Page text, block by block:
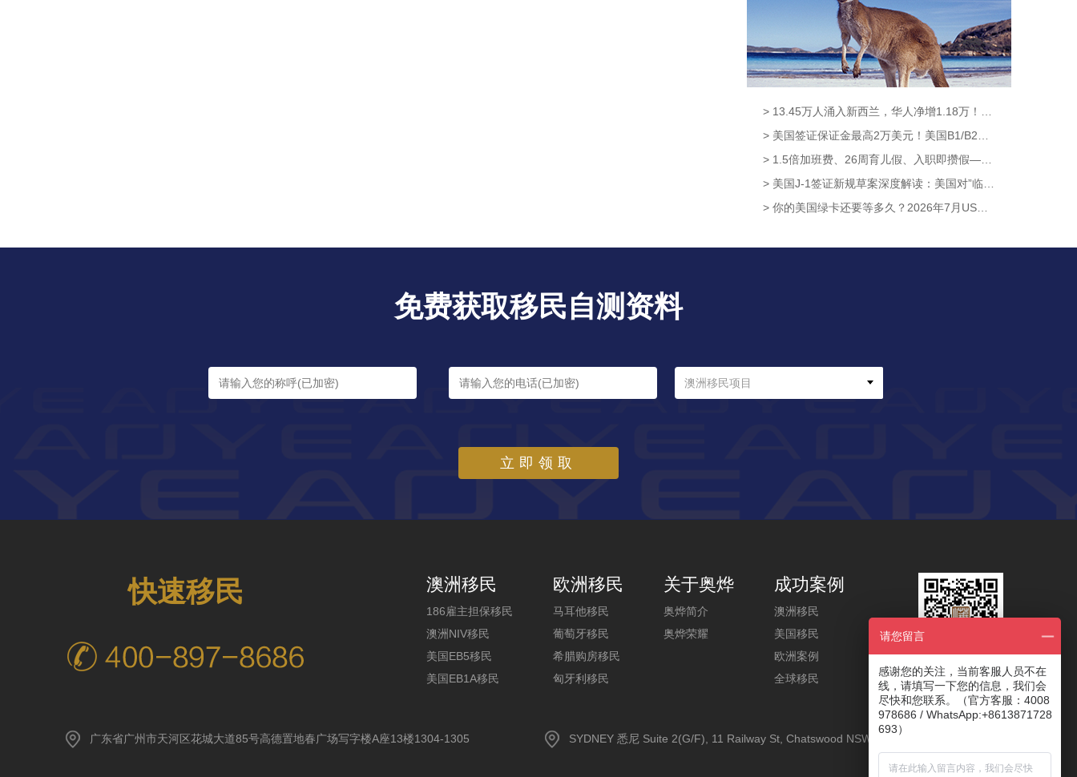
免费获取移民自测资料
澳洲移民项目
立即领取
快速移民 澳洲移民
186雇主担保移民
澳洲NIV移民
美国EB5移民
美国EB1A移民
欧洲移民
马耳他移民
葡萄牙移民
希腊购房移民
匈牙利移民
关于奥烨
奥烨简介
奥烨荣耀
成功案例
澳洲移民
美国移民
欧洲案例
全球移民
关注奥烨公众号
广东省广州市天河区花城大道85号高德置地春广场写字楼A座13楼1304-1305 SYDNEY 悉尼 Suite 2(G/F), 11 Railway St, Chatswood NSW 2067
请您留言
感谢您的关注，当前客服人员不在
线，请填写一下您的信息，我们会
尽快和您联系。（官方客服：4008
978686 / WhatsApp:+8613871728
693）